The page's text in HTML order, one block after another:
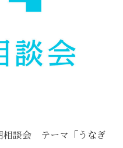
相談会 テーマ「うなぎ